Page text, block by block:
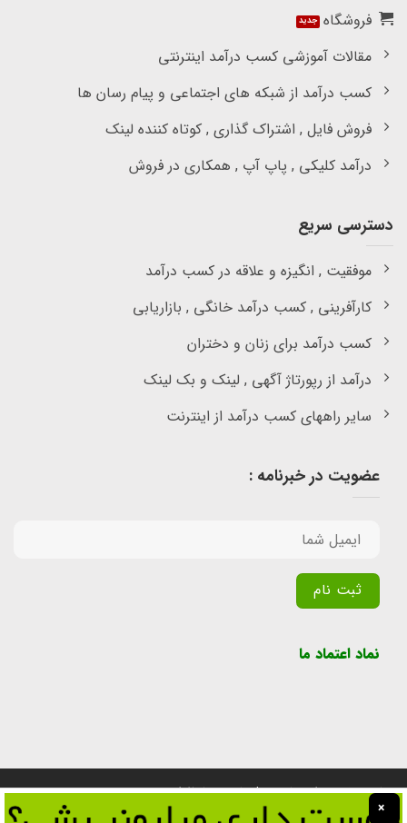
فروشگاه
مقالات آموزشی کسب درآمد اینترنتی
کسب درآمد از شبکه های اجتماعی و پیام رسان ها
فروش فایل , اشتراک گذاری , کوتاه کننده لینک
درآمد کلیکی , پاپ آپ , همکاری در فروش
دسترسی سریع
موفقیت , انگیزه و علاقه در کسب درآمد
کارآفرینی , کسب درآمد خانگی , بازاریابی
کسب درآمد برای زنان و دختران
درآمد از رپورتاژ آگهی , لینک و بک لینک
سایر راههای کسب درآمد از اینترنت
عضویت در خبرنامه :
نماد اعتماد ما
تمامی حقوق برای سایت پول یابی محفوظ است.
×